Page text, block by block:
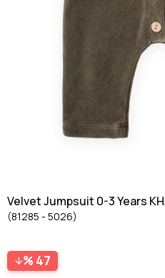
Velvet Jumpsuit 0-3 Years
(81285 - 5026)
47